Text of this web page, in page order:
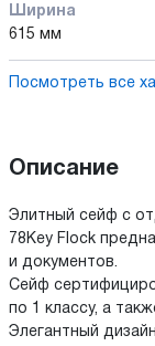
Ширина
615 мм
Посмотреть все
Описание
Элитный сейф с
78Key Flock
и документов.
Сейф
по 1 классу, а
Элегантный